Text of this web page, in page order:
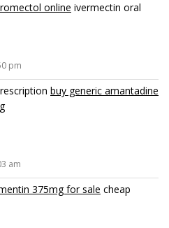
online ivermectin oral
pm
buy generic amantadine
am
375mg for sale cheap